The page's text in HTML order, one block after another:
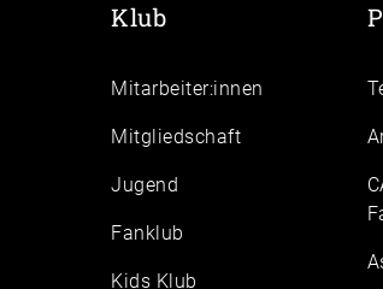
Klub
Mitarbeiter:innen
Mitgliedschaft
Jugend
Fanklub
Kids Klub